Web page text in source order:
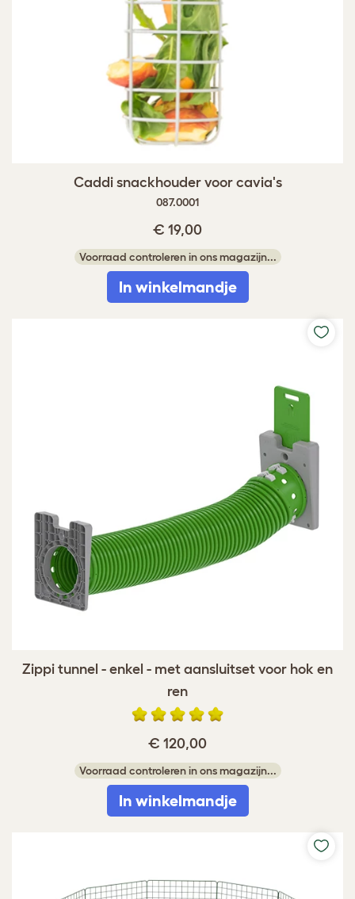
Caddi snackhouder voor cavia's
087.0001
€ 19,00
Voorraad controleren in ons magazijn...
In winkelmandje
Zippi tunnel - enkel - met aansluitset voor hok en
ren
€ 120,00
Voorraad controleren in ons magazijn...
In winkelmandje